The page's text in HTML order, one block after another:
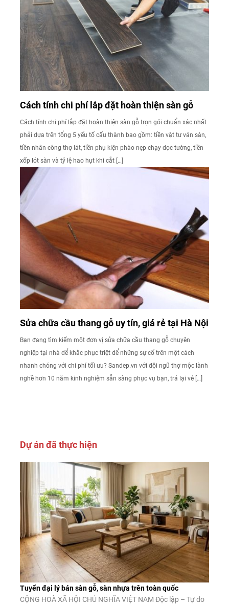
Cách tính chi phí lắp đặt hoàn thiện sàn gỗ
Cách tính chi phí lắp đặt hoàn thiện sàn gỗ trọn gói chuẩn xác nhất
phải dựa trên tổng 5 yếu tố cấu thành bao gồm: tiền vật tư ván sàn,
tiền nhân công thợ lát, tiền phụ kiện phào nẹp chạy dọc tường, tiền
xốp lót sàn và tỷ lệ hao hụt khi cắt […]
Sửa chữa cầu thang gỗ uy tín, giá rẻ tại Hà Nội
Bạn đang tìm kiếm một đơn vị sửa chữa cầu thang gỗ chuyên
nghiệp tại nhà để khắc phục triệt để những sự cố trên một cách
nhanh chóng với chi phí tối ưu? Sandep.vn với đội ngũ thợ mộc lành
nghề hơn 10 năm kinh nghiệm sẵn sàng phục vụ bạn, trả lại vẻ […]
Dự án đã thực hiện
Tuyển đại lý bán sàn gỗ, sàn nhựa trên toàn quốc
CỘNG HOÀ XÃ HỘI CHỦ NGHĨA VIỆT NAM Độc lập – Tự do